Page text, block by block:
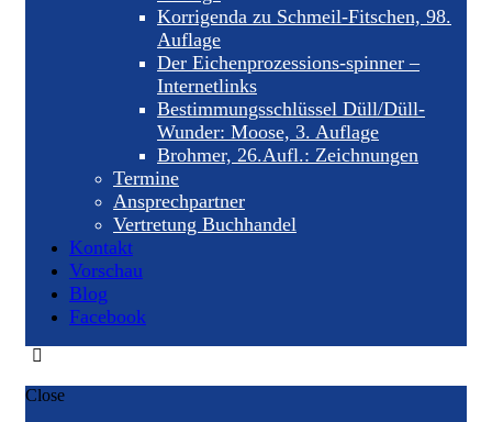
Korrigenda zu Schmeil-Fitschen, 98.
Auflage
Der Eichenprozessions-spinner –
Internetlinks
Bestimmungsschlüssel Düll/Düll-
Wunder: Moose, 3. Auflage
Brohmer, 26.Aufl.: Zeichnungen
Termine
Ansprechpartner
Vertretung Buchhandel
Kontakt
Vorschau
Blog
Facebook
Close